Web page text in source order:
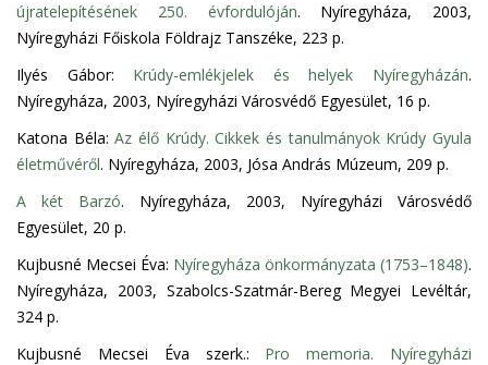
újratelepítésének 250. évfordulóján. Nyíregyháza, 2003,
Nyíregyházi Főiskola Földrajz Tanszéke, 223 p.
Ilyés Gábor: Krúdy-emlékjelek és helyek Nyíregyházán.
Nyíregyháza, 2003, Nyíregyházi Városvédő Egyesület, 16 p.
Katona Béla:Az élő Krúdy. Cikkek és tanulmányok Krúdy Gyula
életművéről. Nyíregyháza, 2003, Jósa András Múzeum, 209 p.
A két Barzó. Nyíregyháza, 2003, Nyíregyházi Városvédő
Egyesület, 20 p.
Kujbusné Mecsei Éva: Nyíregyháza önkormányzata (1753–1848).
Nyíregyháza, 2003, Szabolcs-Szatmár-Bereg Megyei Levéltár,
324 p.
Kujbusné Mecsei Éva szerk.: Pro memoria. Nyíregyházi